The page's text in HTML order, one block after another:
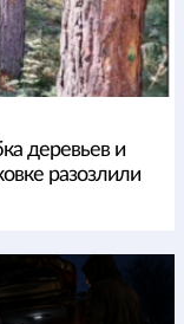
деревьев и
разозлили